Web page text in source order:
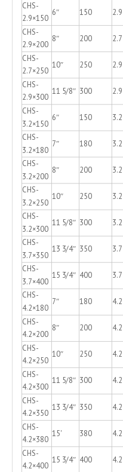
CHS-
2.9×150
6″ 150 2.9
CHS-
2.9×200
8″ 200 2.7
CHS-
2.7×250
10″ 250 2.9
CHS-
2.9×300
11 5/8″ 300 2.9
CHS-
3.2×150
6″ 150 3.2
CHS-
3.2×180
7″ 180 3.2
CHS-
3.2×200
8″ 200 3.2
CHS-
3.2×250
10″ 250 3.2
CHS-
3.2×300
11 5/8″ 300 3.2
CHS-
3.7×350
13 3/4″ 350 3.7
CHS-
3.7×400
15 3/4″ 400 3.7
CHS-
4.2×180
7″ 180 4.2
CHS-
4.2×200
8″ 200 4.2
CHS-
4.2×250
10″ 250 4.2
CHS-
4.2×300
11 5/8″ 300 4.2
CHS-
4.2×350
13 3/4″ 350 4.2
CHS-
4.2×380
15' 380 4.2
CHS-
4.2×400
15 3/4″ 400 4.2